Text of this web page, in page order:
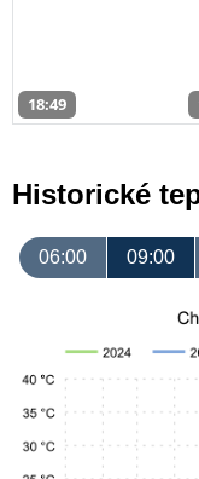
18:49
Historické
06:00 09:00